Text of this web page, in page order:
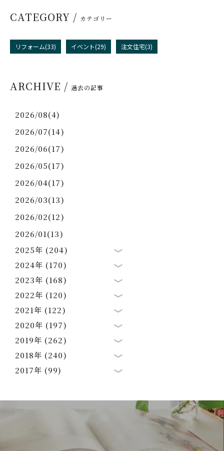
CATEGORY / カテゴリー
リフォーム(33) イベント(29) 注文住宅(3)
ARCHIVE / 過去の記事
2026/08(4)
2026/07(14)
2026/06(17)
2026/05(17)
2026/04(17)
2026/03(13)
2026/02(12)
2026/01(13)
2025年 (204)
2024年 (170)
2023年 (168)
2022年 (120)
2021年 (122)
2020年 (197)
2019年 (262)
2018年 (240)
2017年 (99)